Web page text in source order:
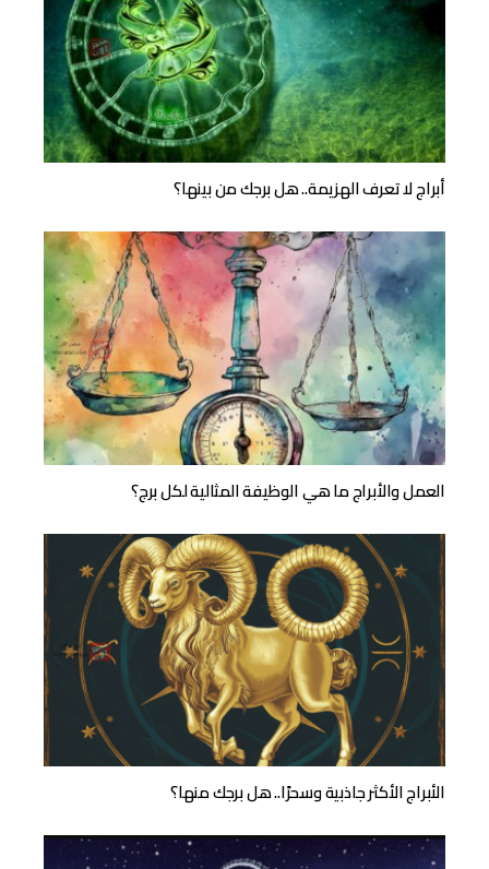
أبراج لا تعرف الهزيمة.. هل برجك من بينها؟
العمل والأبراج ما هي الوظيفة المثالية لكل برج؟
الأبراج الأكثر جاذبية وسحرًا.. هل برجك منها؟